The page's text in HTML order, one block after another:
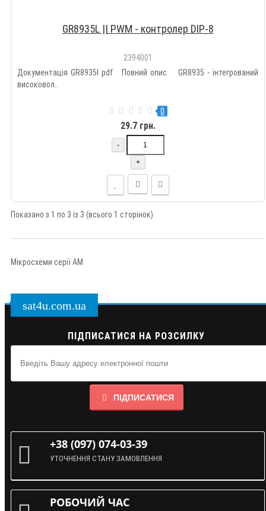
GR8935L || PWM - контролер DIP-8
2394001
Документація GR8935l pdf Повний опис GR8935 - інтегрований
високовол..
0
29.7 грн.
-
+
Показано з 1 по 3 із 3 (всього 1 сторінок)
Мікросхеми серії AM
sat4u.com.ua
ПІДПИСАТИСЯ НА РОЗСИЛКУ
ПІДПИСАТИСЯ
+38 (097) 074-03-39
УТОЧНЕННЯ СТАНУ ЗАМОВЛЕННЯ
РОБОЧИЙ ЧАС